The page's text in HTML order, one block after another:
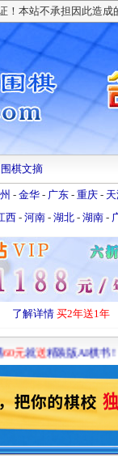
！本站不承担因此造成
围棋文摘
- 金华 - 广东 - 重庆 -
西 - 河南 - 湖北 - 湖南 -
了解详情 买2年送1年
满60元就送精装版AI棋